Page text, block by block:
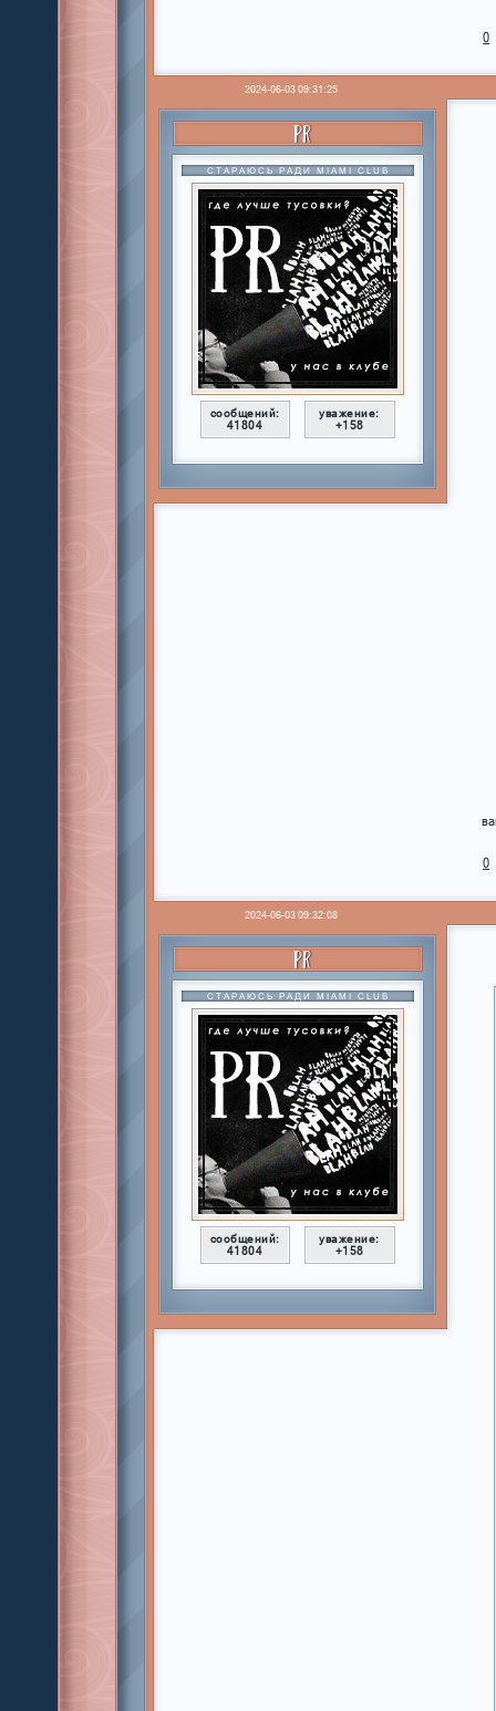
0
2024-06-03 09:31:25
PR
СТАРАЮСЬ РАДИ MIAMI CLUB
сообщений:
41804
уважение:
+158
0
2024-06-03 09:32:08
PR
СТАРАЮСЬ РАДИ MIAMI CLUB
сообщений:
41804
уважение:
+158